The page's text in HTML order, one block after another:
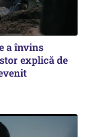
a învins
explică de